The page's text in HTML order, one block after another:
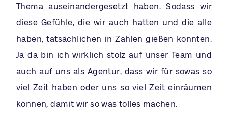
Thema auseinandergesetzt haben. Sodass wir
diese Gefühle, die wir auch hatten und die alle
haben, tatsächlichen in Zahlen gießen konnten.
Ja da bin ich wirklich stolz auf unser Team und
auch auf uns als Agentur, dass wir für sowas so
viel Zeit haben oder uns so viel Zeit einräumen
können, damit wir so was tolles machen.